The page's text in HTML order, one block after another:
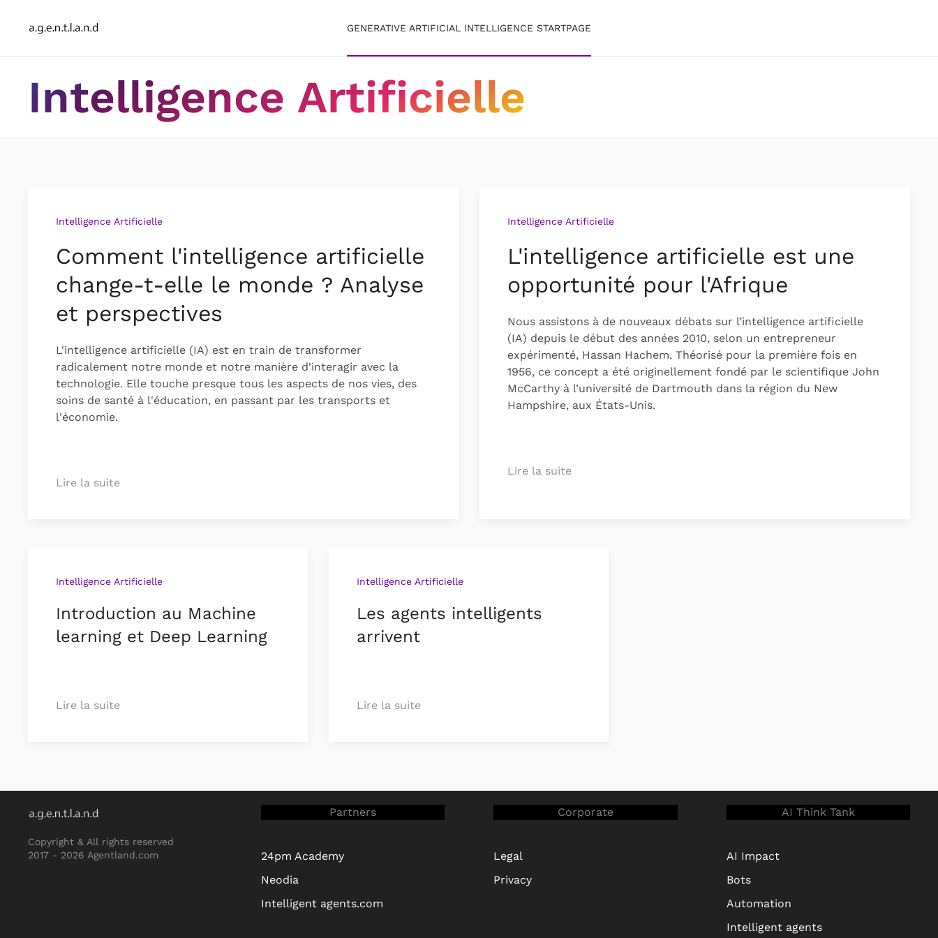
GENERATIVE ARTIFICIAL INTELLIGENCE STARTPAGE
Intelligence Artificielle
Intelligence Artificielle
Comment l'intelligence artificielle
change-t-elle le monde ? Analyse
et perspectives
L'intelligence artificielle (IA) est en train de transformer
radicalement notre monde et notre manière d'interagir avec la
technologie. Elle touche presque tous les aspects de nos vies, des
soins de santé à l'éducation, en passant par les transports et
l'économie.
Lire la suite
Intelligence Artificielle
L'intelligence artificielle est une
opportunité pour l'Afrique
Nous assistons à de nouveaux débats sur l’intelligence artificielle
(IA) depuis le début des années 2010, selon un entrepreneur
expérimenté, Hassan Hachem. Théorisé pour la première fois en
1956, ce concept a été originellement fondé par le scientifique John
McCarthy à l’université de Dartmouth dans la région du New
Hampshire, aux États-Unis.
Lire la suite
Intelligence Artificielle
Introduction au Machine
learning et Deep Learning
Lire la suite
Intelligence Artificielle
Les agents intelligents
arrivent
Lire la suite
Copyright & All rights reserved
2017 - 2026 Agentland.com
Partners
24pm Academy
Neodia
Intelligent agents.com
Corporate
Legal
Privacy
AI Think Tank
AI Impact
Bots
Automation
Intelligent agents